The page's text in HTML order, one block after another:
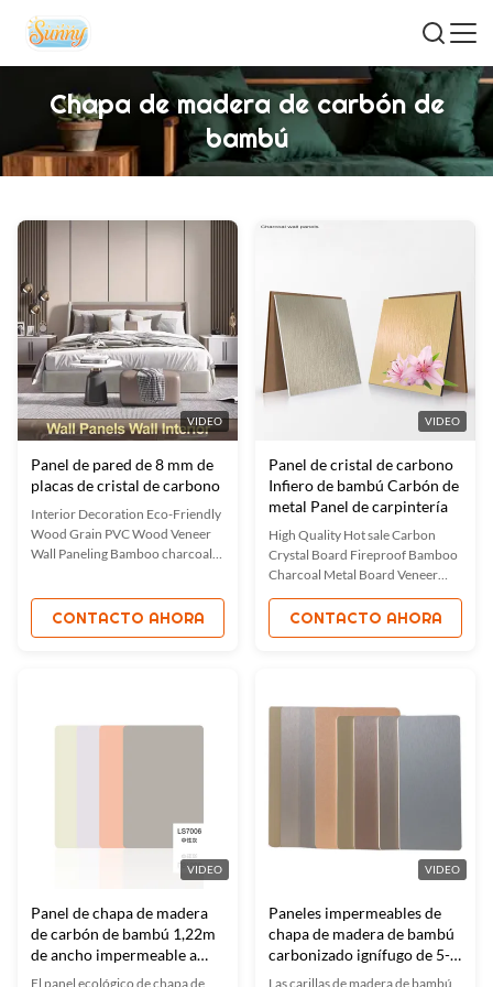
Chapa de madera de carbón de
bambú
VIDEO
Panel de pared de 8 mm de
placas de cristal de carbono
Interior Decoration Eco-Friendly
Wood Grain PVC Wood Veneer
Wall Paneling Bamboo charcoal
veneer is made from bamboo
charcoal wood as a substrate,
CONTACTO AHORA
VIDEO
Panel de cristal de carbono
Infiero de bambú Carbón de
metal Panel de carpintería
High Quality Hot sale Carbon
Crystal Board Fireproof Bamboo
Charcoal Metal Board Veneer​
Waterproof decorative metal
panels made from bamboo
charcoal are a combination of
crafted with attention to detail
CONTACTO AHORA
VIDEO
Panel de chapa de madera
de carbón de bambú 1,22m
de ancho impermeable a
fuego
El panel ecológico de chapa de
VIDEO
Paneles impermeables de
chapa de madera de bambú
carbonizado ignífugo de 5-8
mm
Las carillas de madera de bambú